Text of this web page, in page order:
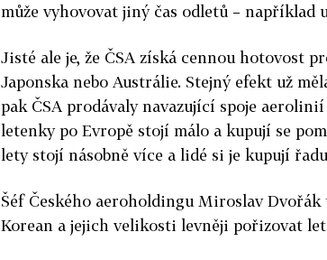
může vyhovovat jiný čas odletů – například
Jisté ale je, že ČSA získá cennou hotovost
Japonska nebo Austrálie. Stejný efekt už
pak ČSA prodávaly navazující spoje
letenky po Evropě stojí málo a kupují se
lety stojí násobně více a lidé si je kupují
Šéf Českého aeroholdingu Miroslav Dvořák
Korean a jejich velikosti levněji pořizovat